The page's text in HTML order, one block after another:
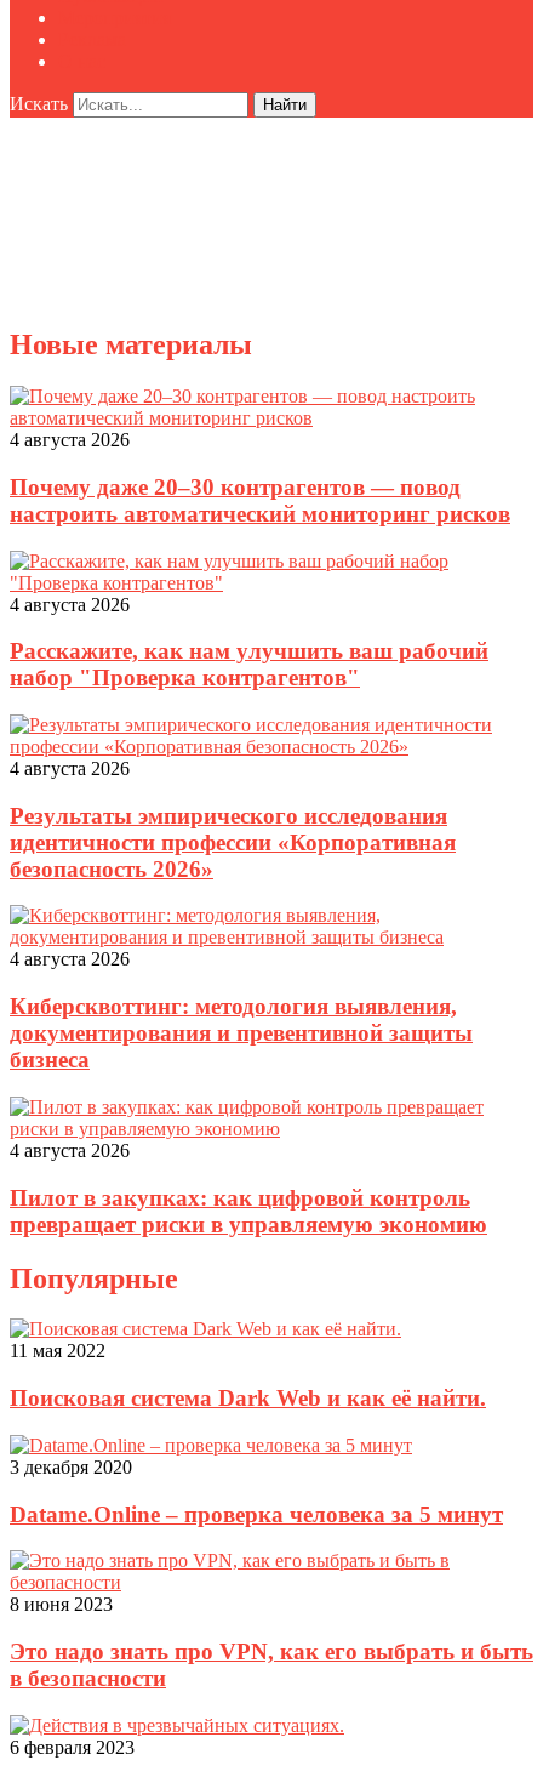
Искать Найти
Новые материалы
4 августа 2026
Почему даже 20–30 контрагентов — повод
настроить автоматический мониторинг рисков
4 августа 2026
Расскажите, как нам улучшить ваш рабочий
набор "Проверка контрагентов"
4 августа 2026
Результаты эмпирического исследования
идентичности профессии «Корпоративная
безопасность 2026»
4 августа 2026
Киберсквоттинг: методология выявления,
документирования и превентивной защиты
бизнеса
4 августа 2026
Пилот в закупках: как цифровой контроль
превращает риски в управляемую экономию
Популярные
11 мая 2022
Поисковая система Dark Web и как её найти.
3 декабря 2020
Datame.Online – проверка человека за 5 минут
8 июня 2023
Это надо знать про VPN, как его выбрать и быть
в безопасности
6 февраля 2023